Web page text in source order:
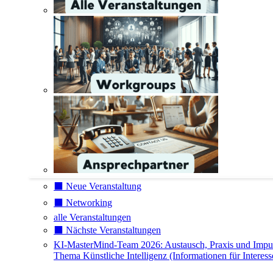
⬛️ Neue Veranstaltung
⬛️ Networking
alle Veranstaltungen
⬛️ Nächste Veranstaltungen
KI-MasterMind-Team 2026: Austausch, Praxis und
Thema Künstliche Intelligenz (Informationen für